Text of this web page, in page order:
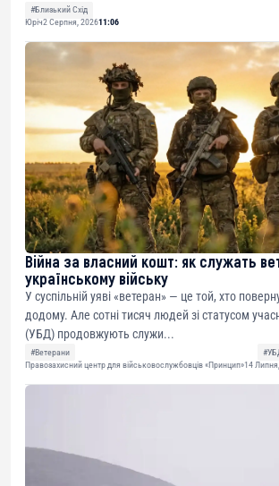
#Близький Схід
Юріч2 Серпня, 202611:06
Війна за власний кошт: як служать
українському війську
У суспільній уяві «ветеран» — це той, хто
додому. Але сотні тисяч людей зі статусом
(УБД) продовжують служи...
#Ветерани
Правозахисний центр для військовослужбовців «Принцип»14